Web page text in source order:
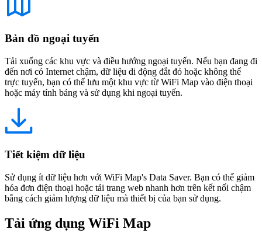
Bản đồ ngoại tuyến
Tải xuống các khu vực và điều hướng ngoại tuyến. Nếu bạn đang đi
đến nơi có Internet chậm, dữ liệu di động đắt đỏ hoặc không thể
trực tuyến, bạn có thể lưu một khu vực từ WiFi Map vào điện thoại
hoặc máy tính bảng và sử dụng khi ngoại tuyến.
Tiết kiệm dữ liệu
Sử dụng ít dữ liệu hơn với WiFi Map's Data Saver. Bạn có thể giảm
hóa đơn điện thoại hoặc tải trang web nhanh hơn trên kết nối chậm
bằng cách giảm lượng dữ liệu mà thiết bị của bạn sử dụng.
Tải ứng dụng WiFi Map